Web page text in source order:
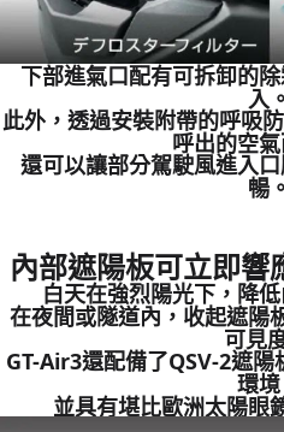
下部進氣口配有可拆卸的
入。
此外，透過安裝附帶的呼吸
呼出的空氣
還可以讓部分駕駛風進入
暢。
內部遮陽板可立即響
白天在強烈陽光下，降
在夜間或隧道內，收起遮陽
可見
GT-Air3還配備了QSV-2遮
環境
並具有堪比歐洲太陽眼